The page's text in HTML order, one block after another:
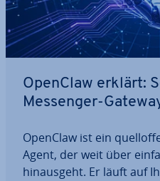
OpenClaw erklärt:
Messenger-
OpenClaw ist ein
Agent, der weit über
hin­aus­geht. Er läuft auf